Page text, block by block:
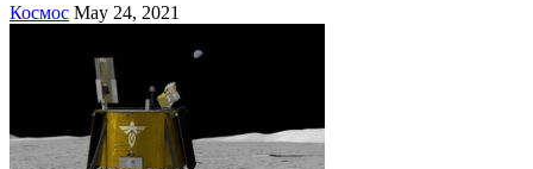
Космос May 24, 2021